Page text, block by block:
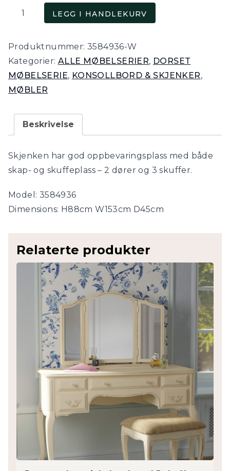
Dorset
antall
LEGG I HANDLEKURV
Produktnummer: 3584936-W
Kategorier: ALLE MØBELSERIER, DORSET
MØBELSERIE, KONSOLLBORD & SKJENKER,
MØBLER
Beskrivelse
Skjenken har god oppbevaringsplass med både
skap- og skuffeplass – 2 dører og 3 skuffer.
Model: 3584936
Dimensions: H88cm W153cm D45cm
Relaterte produkter